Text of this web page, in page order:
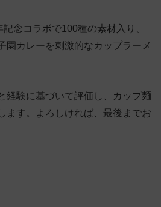
念コラボで100種の素材入り、
園カレーを刺激的なカップラーメ
経験に基づいて評価し、カップ麺
ます。よろしければ、最後までお